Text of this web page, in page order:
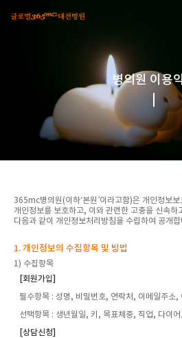
병의원 이용
365mc병의원(이하‘본원’이라고함)은 개인정보
개인정보를 보호하고, 이와 관련한 고충을 신속하
다음과 같이 개인정보처리방침을 수립하여 공개합
1. 개인정보의 수집항목 및 방법
1) 수집항목
[회원가입]
필수항목 : 성명, 비밀번호, 연락처, 이메일주소,
선택항목 : 생년월일, 키, 목표체중, 직업, 다이
[상담신청]